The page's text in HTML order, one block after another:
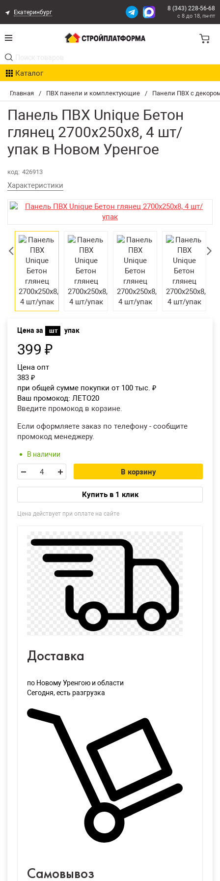
Главная / ПВХ панели и комплектующие / Панели ПВХ с
Панель ПВХ Unique Бетон
глянец 2700х250х8, 4 шт/
упак в Новом Уренгое
код: 426913
Характеристики
Цена за шт упак
399 ₽
Цена опт
383 ₽
при общей сумме покупки от 100 тыс. ₽
Ваш промокод: ЛЕТО20
Введите промокод в корзине.
Если оформляете заказ по телефону - сообщите
промокод менеджеру.
В наличии
В корзину
Купить в 1 клик
Цена действует при оплате на сайте
Доставка
по Новому Уренгою и области
Сегодня, есть разгрузка
Самовывоз
Екатеринбург
8 (343) 228-56-68
с 8 до 18, пн-пт
Каталог
Акции
Расчет доставки
Организациям
Статьи
Контакты
Екатеринбург